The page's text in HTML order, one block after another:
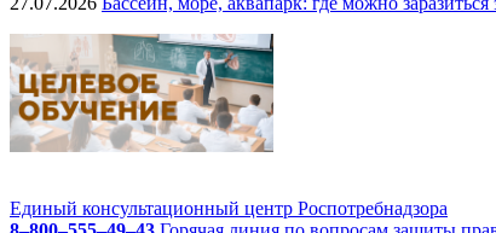
Единый консультационный центр Роспотребнадзора